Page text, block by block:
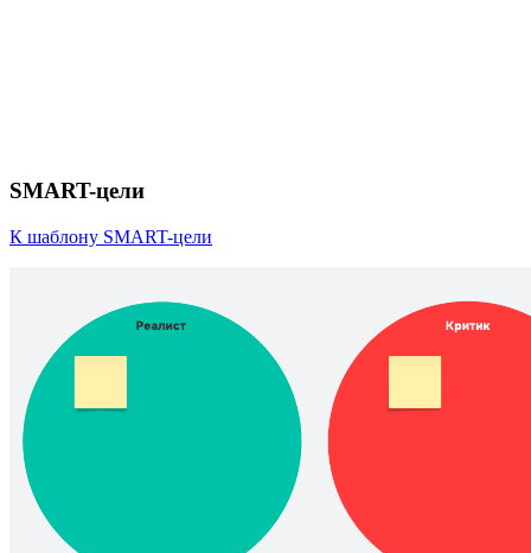
SMART-цели
К шаблону SMART-цели